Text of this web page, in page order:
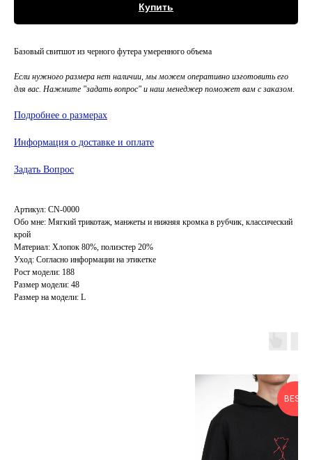
Купить
Базовый свитшот из черного футера умеренного объема
Если нужного размера нет наличии, мы можем оперативно изготовить его
для вас. Нажмите "задать вопрос" и наш менеджер поможет вам с заказом.
Подробнее о размерах
Информация о доставке и оплате
Задать Вопрос
Артикул: СN-0000
Обо мне: Мягкий трикотаж, манжеты и нижняя кромка в рубчик, классический
крой
Материал: Хлопок 80%, полиэстер 20%
Уход: Согласно информации на этикетке
Рост модели: 188
Размер модели: 48
Размер на модели: L